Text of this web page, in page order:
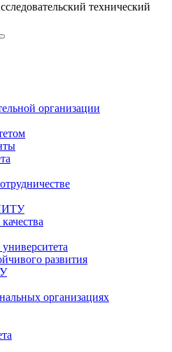
технический
организации
развития
организациях